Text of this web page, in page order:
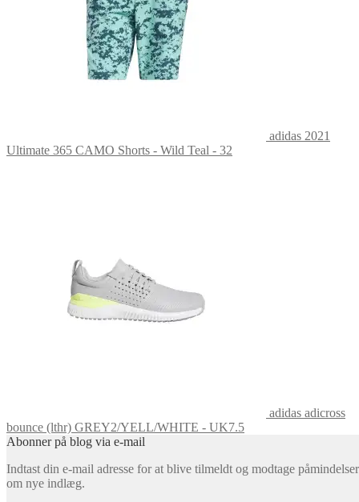
adidas 2021
Ultimate 365 CAMO Shorts - Wild Teal - 32
adidas adicross
bounce (lthr) GREY2/YELL/WHITE - UK7.5
Abonner på blog via e-mail
Indtast din e-mail adresse for at blive tilmeldt og modtage påmindelser
om nye indlæg.